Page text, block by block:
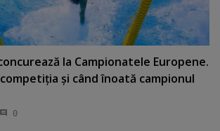
la Campionatele Europene.
şi când înoată campionul
0